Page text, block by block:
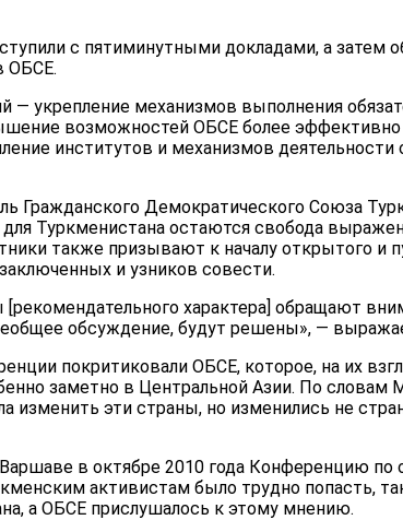
с пятиминутными докладами, а затем
ОБСЕ.
— укрепление механизмов выполнения
возможностей ОБСЕ более эффективно
институтов и механизмов деятельности
Гражданского Демократического Союза
Туркменистана остаются свобода
также призывают к началу открытого и
и узников совести.
характера] обращают
обсуждение, будут решены», —
покритиковали ОБСЕ, которое, на их
заметно в Центральной Азии. По словам
эти страны, но изменились не
в октябре 2010 года Конференцию по
активистам было трудно попасть,
а ОБСЕ прислушалось к этому мнению.